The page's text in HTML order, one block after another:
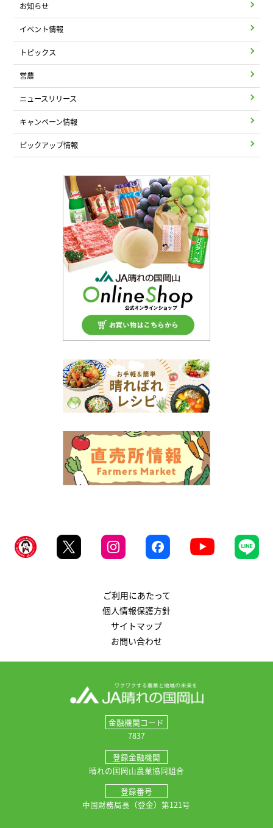
お知らせ
イベント情報
トピックス
営農
ニュースリリース
キャンペーン情報
ピックアップ情報
ご利用にあたって
個人情報保護方針
サイトマップ
お問い合わせ
金融機関コード
7837
登録金融機関
晴れの国岡山農業協同組合
登録番号
中国財務局長（登金）第121号